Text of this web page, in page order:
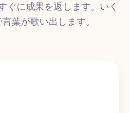
ぐに成果を返します。いく
葉が歌い出します。